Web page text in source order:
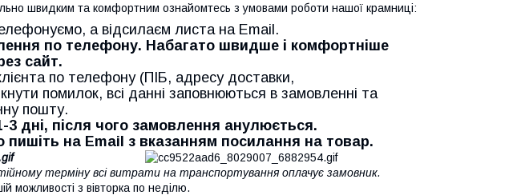
швидким та комфортним ознайомтесь з умовами роботи нашої крамниці:
а відсилаєм листа на Email.
по телефону. Набагато швидше і комфортніше
сайт.
по телефону (ПІБ, адресу доставки,
помилок, всі данні заповнюються в замовленні та
пошту.
дні, після чого замовлення анулюється.
пишіть на Email з вказанням посилання на товар.
терміну всі витрати на транспортування оплачує замовник.
можливості з вівторка по неділю.